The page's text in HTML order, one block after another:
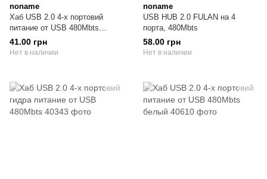
noname
Хаб USB 2.0 4-х портовий
питание от USB 480Mbts
черный
41.00 грн
Нет в наличии
noname
USB HUB 2.0 FULAN на 4
порта, 480Mbts
58.00 грн
Нет в наличии